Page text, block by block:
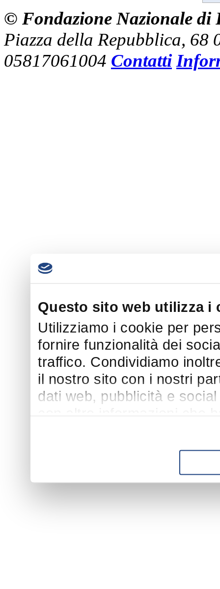
Questo sito web utilizza i
Utilizziamo i cookie per
fornire funzionalità dei
traffico. Condividiamo
il nostro sito con i nostri
dati web, pubblicità e
© Fondazione Nazionale di
Piazza della Repubblica, 68
05817061004 Contatti